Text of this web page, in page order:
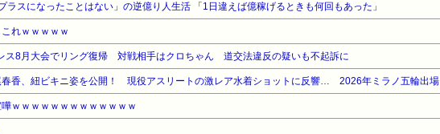
ラスになったことはない」の逆億り人生活 「1日違えば億稼げるときも何回もあった」
れｗｗｗｗｗ
ス8月大会でリング復帰 対戦相手はクロちゃん 道交法違反の疑いも不起訴に
春香、紐ビキニ姿を公開！ 現役アスリートの激レア水着ショットに反響… 2026年ミラノ五輪出場
ｗｗｗｗｗｗｗｗｗｗｗｗｗ